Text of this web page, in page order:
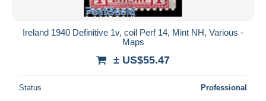
Ireland 1940 Definitive 1v, coil Perf 14, Mint NH, Various -
Maps
± US$55.47
Status Professional